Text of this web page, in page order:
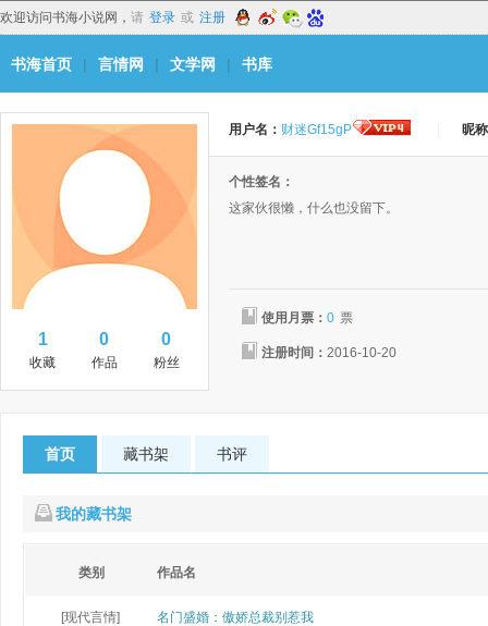
欢迎访问书海小说网， 请 登录 或 注册
书海首页 | 言情网 | 文学网 | 书库
1
收藏
0
作品
0
粉丝
用户名： 财迷Gf15gP 昵
个性签名：
这家伙很懒，什么也没留下。
使用月票： 0 票
注册时间： 2016-10-20
首页 藏书架 书评
我的藏书架
类别 作品名
[现代言情] 名门盛婚：傲娇总裁别惹我